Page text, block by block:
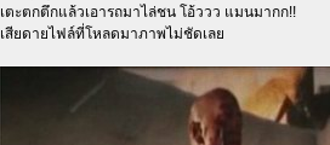
เตะตกตึกแล้วเอารถมาไล่ชน โอ้ววว แมนมากก!!
เสียดายไฟล์ที่โหลดมาภาพไม่ชัดเลย